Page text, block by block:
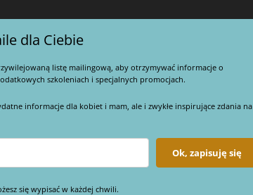
dla Ciebie
listę mailingową, aby otrzymywać informacje o
szkoleniach i specjalnych promocjach.
informacje dla kobiet i mam, ale i zwykłe inspirujące zdania na
Ok, zapisuję się
się wypisać w każdej chwili.